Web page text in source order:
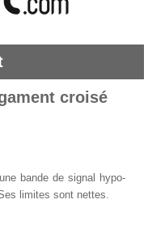
croisé
bande de signal hypo-
limites sont nettes.